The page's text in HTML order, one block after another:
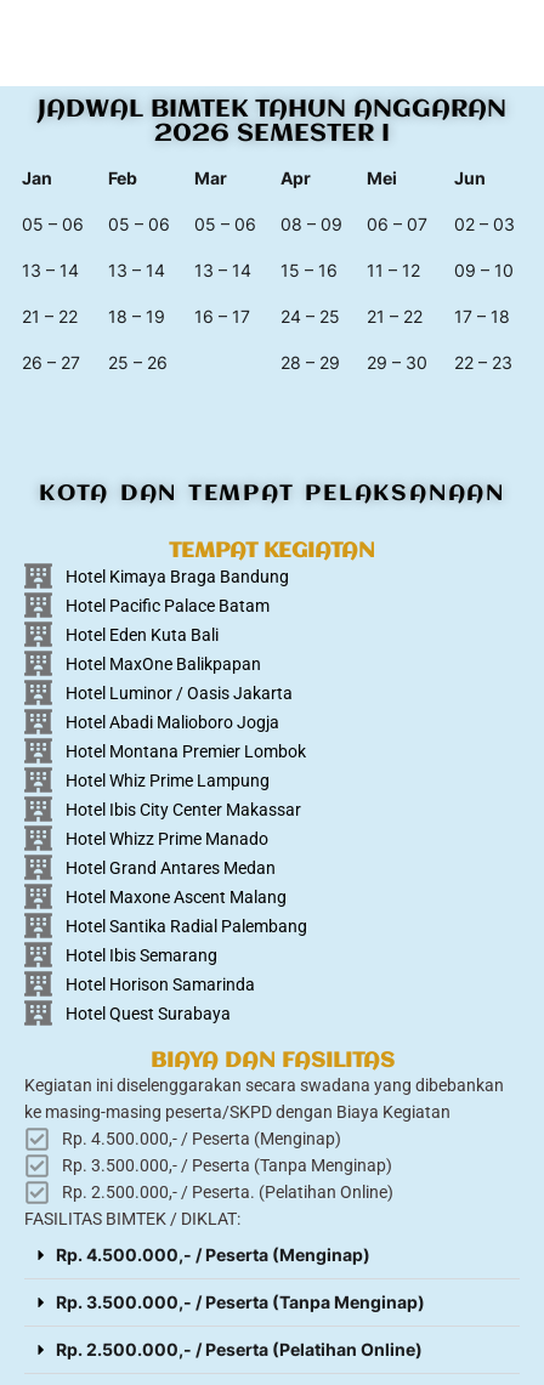
JADWAL BIMTEK TAHUN ANGGARAN
2026 SEMESTER I
Jan Feb Mar Apr Mei Jun
05 – 06 05 – 06 05 – 06 08 – 09 06 – 07 02 – 03
13 – 14 13 – 14 13 – 14 15 – 16 11 – 12 09 – 10
21 – 22 18 – 19 16 – 17 24 – 25 21 – 22 17 – 18
26 – 27 25 – 26 28 – 29 29 – 30 22 – 23
KOTA DAN TEMPAT PELAKSANAAN
TEMPAT KEGIATAN
Hotel Kimaya Braga Bandung
Hotel Pacific Palace Batam
Hotel Eden Kuta Bali
Hotel MaxOne Balikpapan
Hotel Luminor / Oasis Jakarta
Hotel Abadi Malioboro Jogja
Hotel Montana Premier Lombok
Hotel Whiz Prime Lampung
Hotel Ibis City Center Makassar
Hotel Whizz Prime Manado
Hotel Grand Antares Medan
Hotel Maxone Ascent Malang
Hotel Santika Radial Palembang
Hotel Ibis Semarang
Hotel Horison Samarinda
Hotel Quest Surabaya
BIAYA DAN FASILITAS
Kegiatan ini diselenggarakan secara swadana yang dibebankan
ke masing-masing peserta/SKPD dengan Biaya Kegiatan
Rp. 4.500.000,- / Peserta (Menginap)
Rp. 3.500.000,- / Peserta (Tanpa Menginap)
Rp. 2.500.000,- / Peserta. (Pelatihan Online)
FASILITAS BIMTEK / DIKLAT:
Rp. 4.500.000,- / Peserta (Menginap)
Rp. 3.500.000,- / Peserta (Tanpa Menginap)
Rp. 2.500.000,- / Peserta (Pelatihan Online)